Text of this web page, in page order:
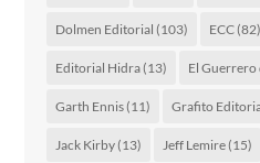
Dolmen Editorial (103) ECC(82)
Editorial Hidra(13) El Guerrero
Garth Ennis(11) Grafito
Jack Kirby(13) Jeff Lemire(15)